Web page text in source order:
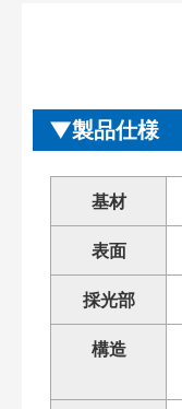
製品仕様
基材
表面
採光部
構造